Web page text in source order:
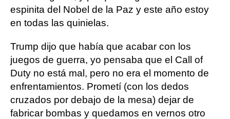
espinita del Nobel de la Paz y este año estoy
en todas las quinielas.
Trump dijo que había que acabar con los
juegos de guerra, yo pensaba que el Call of
Duty no está mal, pero no era el momento de
enfrentamientos. Prometí (con los dedos
cruzados por debajo de la mesa) dejar de
fabricar bombas y quedamos en vernos otro